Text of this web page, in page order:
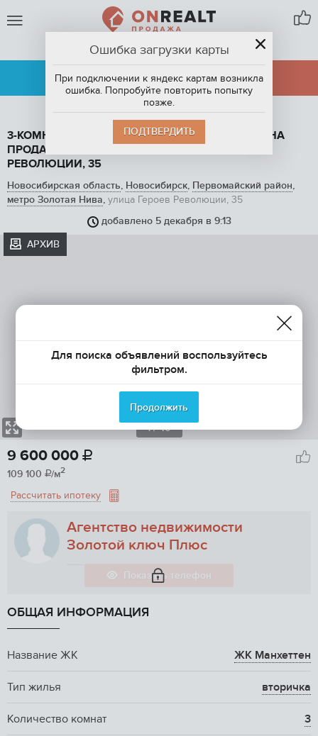
НОВОСИБИРСК
АРЕНДА
ПРОДАЖА
3-КОМНАТНАЯ КВАРТИРА, 88 М2, ЭТАЖ 12 / 16, НА
ПРОДАЖУ В НОВОСИБИРСКЕ, УЛИЦА ГЕРОЕВ
РЕВОЛЮЦИИ, 35
Новосибирская область, Новосибирск, Первомайский район,
метро Золотая Нива, улица Героев Революции, 35
добавлено 5 декабря в 9:13
АРХИВ
1/ 40
9 600 000 
109 100 /м2
Рассчитать ипотеку
Агентство недвижимости
Золотой ключ Плюс
Показать телефон
ОБЩАЯ ИНФОРМАЦИЯ
Название ЖК ЖК Манхеттен
Тип жилья вторичка
Количество комнат 3
Ошибка загрузки карты
При подключении к яндекс картам возникла
ошибка. Попробуйте повторить попытку
позже.
ПОДТВЕРДИТЬ
Для поиска объявлений воспользуйтесь
фильтром.
Продолжить